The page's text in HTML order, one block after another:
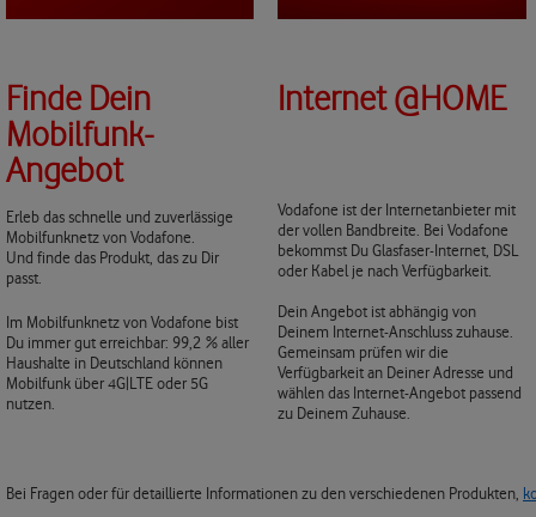
Finde Dein
Mobilfunk-
Angebot
Erleb das schnelle und zuverlässige
Mobilfunknetz von Vodafone.
Und finde das Produkt, das zu Dir
passt.
Im Mobilfunknetz von Vodafone bist
Du immer gut erreichbar: 99,2 % aller
Haushalte in Deutschland können
Mobilfunk über 4G|LTE oder 5G
nutzen.
Internet @HOME
Vodafone ist der Internetanbieter mit
der vollen Bandbreite. Bei Vodafone
bekommst Du Glasfaser-Internet, DSL
oder Kabel je nach Verfügbarkeit.
Dein Angebot ist abhängig von
Deinem Internet-Anschluss zuhause.
Gemeinsam prüfen wir die
Verfügbarkeit an Deiner Adresse und
wählen das Internet-Angebot passend
zu Deinem Zuhause.
Bei Fragen oder für detaillierte Informationen zu den verschiedenen Produkten,